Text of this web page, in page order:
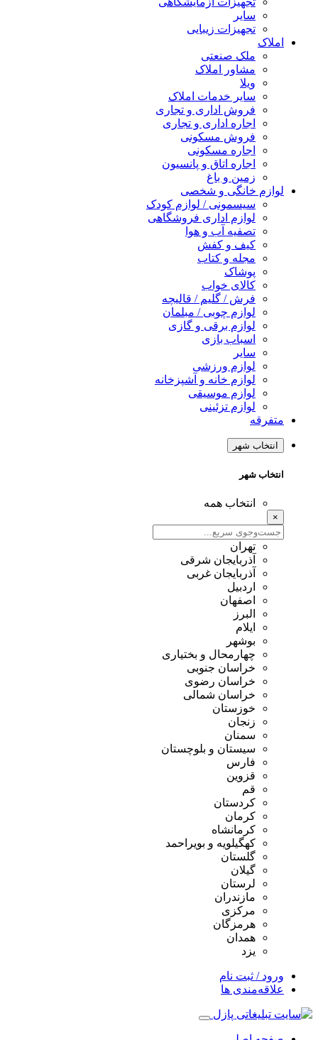
سایر
تجهیزات زیبایی
املاک
ملک صنعتی
مشاور املاک
ویلا
سایر خدمات املاک
فروش اداری و تجاری
اجاره اداری و تجاری
فروش مسکونی
اجاره مسکونی
اجاره اتاق و پانسیون
زمین و باغ
لوازم خانگی و شخصی
سیسمونی / لوازم کودک
لوازم اداری فروشگاهی
تصفیه آب و هوا
کیف و کفش
مجله و کتاب
پوشاک
کالای خواب
فرش / گلیم / قالیچه
لوازم چوبی / مبلمان
لوازم برقی و گازی
اسباب بازی
سایر
لوازم ورزشی
لوازم خانه و آشپزخانه
لوازم موسیقی
لوازم تزئینی
متفرقه
انتخاب شهر
انتخاب شهر
انتخاب همه
تهران
آذربایجان شرقی
آذربایجان غربی
اردبیل
اصفهان
البرز
ایلام
بوشهر
چهارمحال و بختیاری
خراسان جنوبی
خراسان رضوی
خراسان شمالی
خوزستان
زنجان
سمنان
سیستان و بلوچستان
فارس
قزوین
قم
کردستان
کرمان
کرمانشاه
کهگیلویه و بویراحمد
گلستان
گیلان
لرستان
مازندران
مرکزی
هرمزگان
همدان
یزد
ورود / ثبت نام
علاقه‌مندی ها